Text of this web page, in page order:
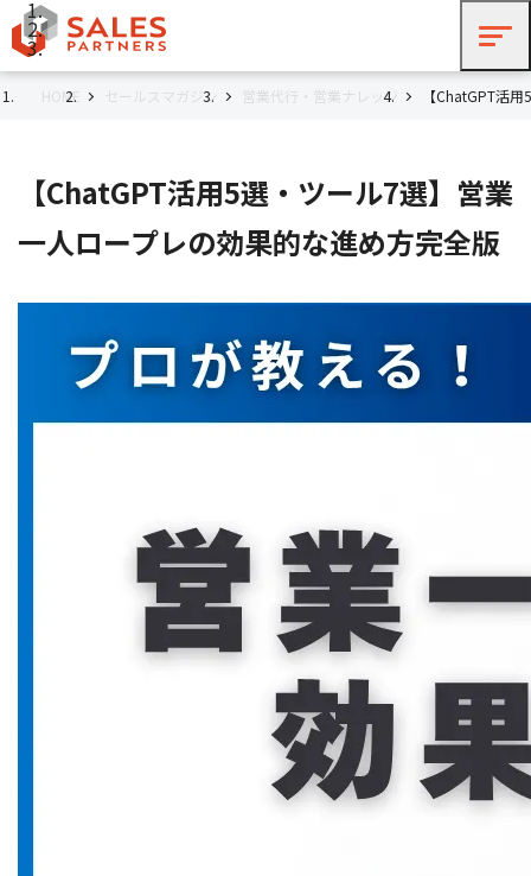
HOME セールスマガジン 営業代行・営業ナレッジ 【ChatGPT活
【ChatGPT活用5選・ツール7選】営業
一人ロープレの効果的な進め方完全版